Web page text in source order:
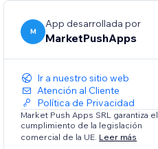
M
App desarrollada por
MarketPushApps
Ir a nuestro sitio web
Atención al Cliente
Política de Privacidad
Market Push Apps SRL garantiza el
cumplimiento de la legislación
comercial de la UE. Leer más